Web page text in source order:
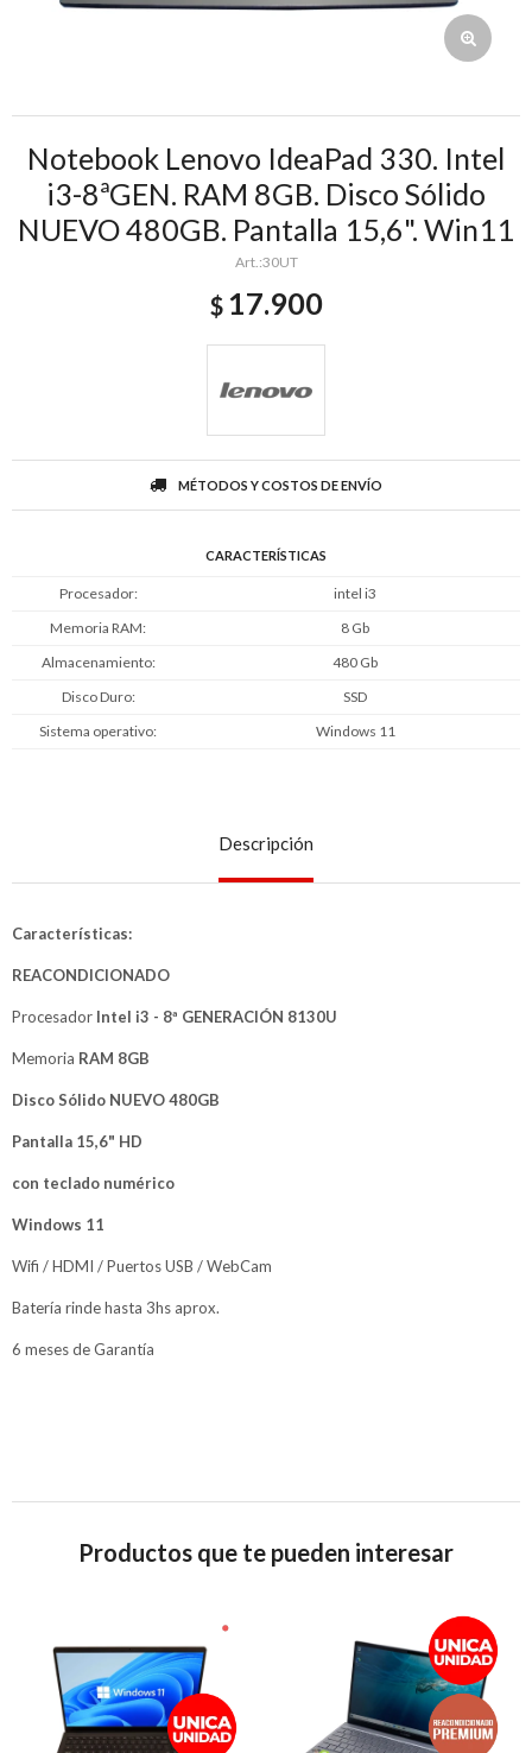
Notebook Lenovo IdeaPad 330. Intel
i3-8ªGEN. RAM 8GB. Disco Sólido
NUEVO 480GB. Pantalla 15,6". Win11
30UT
$ 17.900
MÉTODOS Y COSTOS DE ENVÍO
CARACTERÍSTICAS
Procesador
intel i3
Memoria RAM
8 Gb
Almacenamiento
480 Gb
Disco Duro
SSD
Sistema operativo
Windows 11
Descripción
Características:
REACONDICIONADO
Procesador Intel i3 - 8ª GENERACIÓN 8130U
Memoria RAM 8GB
Disco Sólido NUEVO 480GB
Pantalla 15,6" HD
con teclado numérico
Windows 11
Wifi / HDMI / Puertos USB / WebCam
Batería rinde hasta 3hs aprox.
6 meses de Garantía
Productos que te pueden interesar